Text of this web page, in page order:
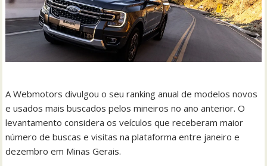
A Webmotors divulgou o seu ranking anual de modelos novos
e usados mais buscados pelos mineiros no ano anterior. O
levantamento considera os veículos que receberam maior
número de buscas e visitas na plataforma entre janeiro e
dezembro em Minas Gerais.